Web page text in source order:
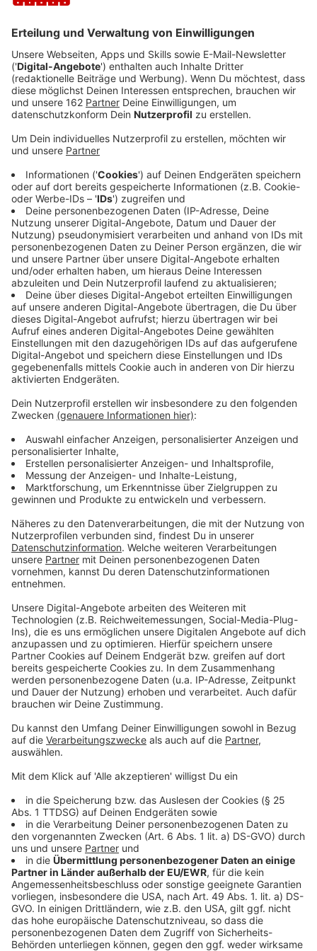
Anzeige
Ein 38-Jähriger soll im Herbst mehrere Feuer in der
Krefelder Innenstadt gelegt haben. Erst in einem Kino
am Hauptbahnhof konnte die Polizei ihn durch Schüsse
stoppen. Der Großeinsatz hatte für großes Aufsehen
gesorgt - auch weil zu dem Zeitpunkt viele Besucher
im Kino waren. Heute wird das Urteil gegen den
Angeklagten aus dem Iran erwartet. Im Prozess hatte
er teilweise gestanden. Den Versuch, das Kino in Brand
zu setzen, bestritt er aber. Der 38-Jährige war vor rund
20 Jahren illegal eingereist. Bei den Behörden
benutzte er 27 verschiedene Namen.
Anzeige
38-Jähriger war schon polizeibekannt
Anzeige
Laut Geständnis hatte der Angeklagte im Oktober
zuerst in seiner Wohnung Feuer gelegt. Dann setzte er
einen geparkten Transporter der Caritas in Brand. Als
Nächstes habe er in der Arbeitsagentur in Krefeld
Benzin auf einem Schreibtisch ausgeschüttet und
diesen angezündet. Die Staatsanwaltschaft wirft ihm
unter anderem schwere Brandstiftung, Bedrohung und
Beleidigung vor. Für das Landgericht in Krefeld ist der
Mann kein Unbekannter: Richter verurteilten ihn dort
bereits 2010 zu viereinhalb Jahren Haft u.a. wegen
gefährlicher Körperverletzung.
Anzeige
+++ UPDATE +++
Anzeige
Der Mann ist zu sechseinhalb Jahren mit
anschließender Sicherheitsverwahrung verurteilt
worden. Er gestand mehrere Brände gelegt zu haben.
Das Krefelder Landgericht verurteilte ihn unter
anderem wegen schwerer Brandstiftung und
Bedrohung.
Anzeige
Anzeige